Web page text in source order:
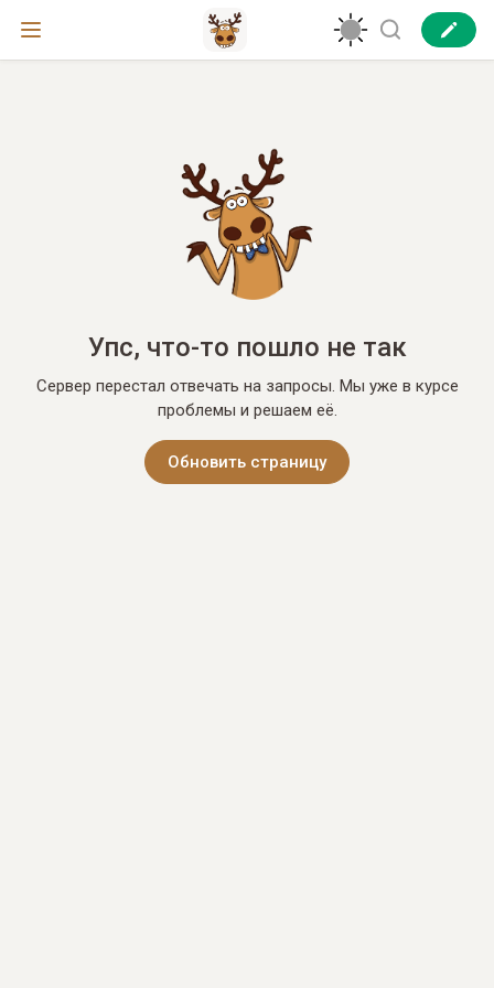
Упс, что-то пошло не так
Сервер перестал отвечать на запросы. Мы уже в курсе
проблемы и решаем её.
Обновить страницу